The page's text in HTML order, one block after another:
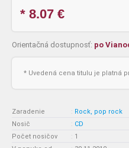
* 8.07 €
Orientačná dostupnosť: po
* Uvedená cena titulu je platná
Zaradenie : Rock, pop rock
Nosič
: CD
Počet nosičov
: 1